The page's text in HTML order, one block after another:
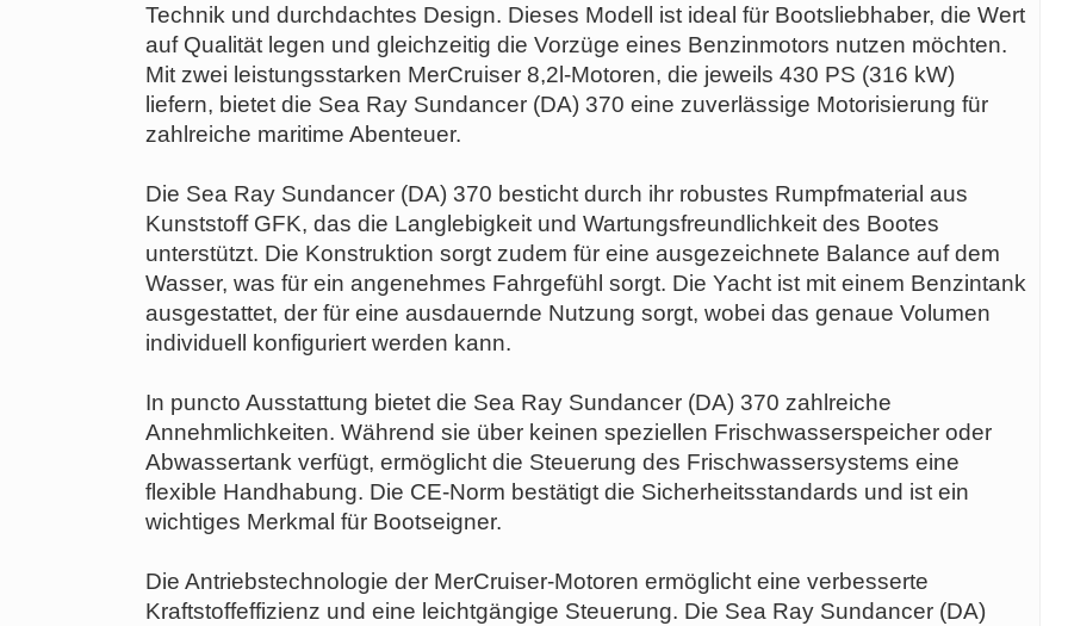
Technik und durchdachtes Design. Dieses Modell ist ideal für Bootsliebhaber, die Wert
auf Qualität legen und gleichzeitig die Vorzüge eines Benzinmotors nutzen möchten.
Mit zwei leistungsstarken MerCruiser 8,2l-Motoren, die jeweils 430 PS (316 kW)
liefern, bietet die Sea Ray Sundancer (DA) 370 eine zuverlässige Motorisierung für
zahlreiche maritime Abenteuer.
Die Sea Ray Sundancer (DA) 370 besticht durch ihr robustes Rumpfmaterial aus
Kunststoff GFK, das die Langlebigkeit und Wartungsfreundlichkeit des Bootes
unterstützt. Die Konstruktion sorgt zudem für eine ausgezeichnete Balance auf dem
Wasser, was für ein angenehmes Fahrgefühl sorgt. Die Yacht ist mit einem Benzintank
ausgestattet, der für eine ausdauernde Nutzung sorgt, wobei das genaue Volumen
individuell konfiguriert werden kann.
In puncto Ausstattung bietet die Sea Ray Sundancer (DA) 370 zahlreiche
Annehmlichkeiten. Während sie über keinen speziellen Frischwasserspeicher oder
Abwassertank verfügt, ermöglicht die Steuerung des Frischwassersystems eine
flexible Handhabung. Die CE-Norm bestätigt die Sicherheitsstandards und ist ein
wichtiges Merkmal für Bootseigner.
Die Antriebstechnologie der MerCruiser-Motoren ermöglicht eine verbesserte
Kraftstoffeffizienz und eine leichtgängige Steuerung. Die Sea Ray Sundancer (DA)